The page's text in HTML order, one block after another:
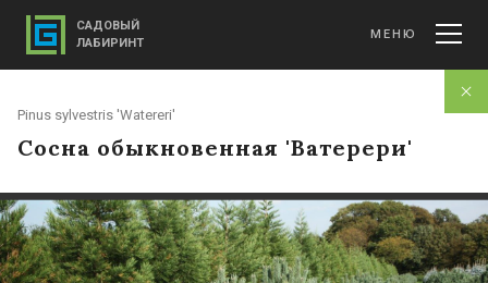
Pinus sylvestris 'Watereri'
Сосна обыкновенная 'Ватерери'
САДОВЫЙ
ЛАБИРИНТ
МЕНЮ